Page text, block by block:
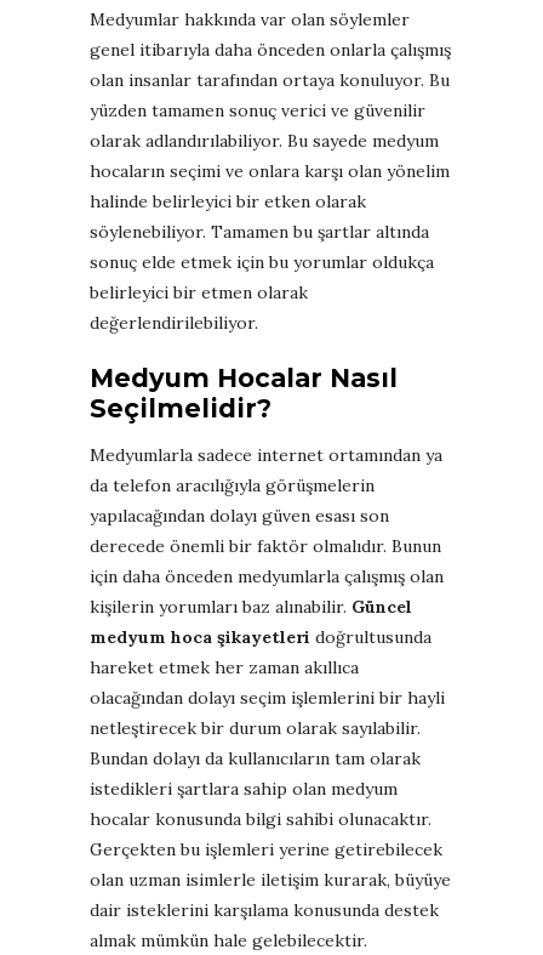
Medyumlar hakkında var olan söylemler
genel itibarıyla daha önceden onlarla çalışmış
olan insanlar tarafından ortaya konuluyor. Bu
yüzden tamamen sonuç verici ve güvenilir
olarak adlandırılabiliyor. Bu sayede medyum
hocaların seçimi ve onlara karşı olan yönelim
halinde belirleyici bir etken olarak
söylenebiliyor. Tamamen bu şartlar altında
sonuç elde etmek için bu yorumlar oldukça
belirleyici bir etmen olarak
değerlendirilebiliyor.
Medyum Hocalar Nasıl
Seçilmelidir?
Medyumlarla sadece internet ortamından ya
da telefon aracılığıyla görüşmelerin
yapılacağından dolayı güven esası son
derecede önemli bir faktör olmalıdır. Bunun
için daha önceden medyumlarla çalışmış olan
kişilerin yorumları baz alınabilir. Güncel
medyum hoca şikayetleri doğrultusunda
hareket etmek her zaman akıllıca
olacağından dolayı seçim işlemlerini bir hayli
netleştirecek bir durum olarak sayılabilir.
Bundan dolayı da kullanıcıların tam olarak
istedikleri şartlara sahip olan medyum
hocalar konusunda bilgi sahibi olunacaktır.
Gerçekten bu işlemleri yerine getirebilecek
olan uzman isimlerle iletişim kurarak, büyüye
dair isteklerini karşılama konusunda destek
almak mümkün hale gelebilecektir.